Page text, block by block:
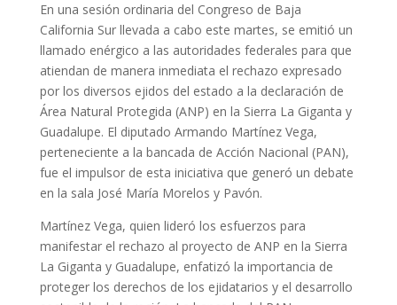
En una sesión ordinaria del Congreso de Baja
California Sur llevada a cabo este martes, se emitió un
llamado enérgico a las autoridades federales para que
atiendan de manera inmediata el rechazo expresado
por los diversos ejidos del estado a la declaración de
Área Natural Protegida (ANP) en la Sierra La Giganta y
Guadalupe. El diputado Armando Martínez Vega,
perteneciente a la bancada de Acción Nacional (PAN),
fue el impulsor de esta iniciativa que generó un debate
en la sala José María Morelos y Pavón.
Martínez Vega, quien lideró los esfuerzos para
manifestar el rechazo al proyecto de ANP en la Sierra
La Giganta y Guadalupe, enfatizó la importancia de
proteger los derechos de los ejidatarios y el desarrollo